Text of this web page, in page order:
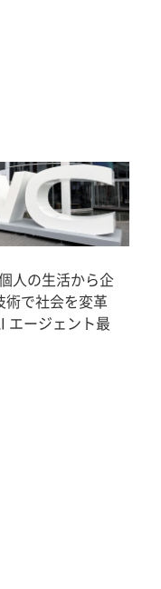
人の生活から企
術で社会を変革
エージェント最